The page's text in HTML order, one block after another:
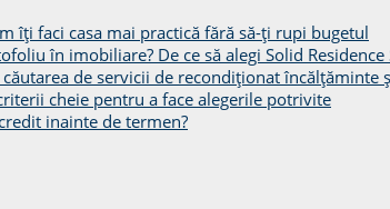
îți faci casa mai practică fără să-ți rupi bugetul
în imobiliare? De ce să alegi Solid Residence
căutarea de servicii de recondiționat încălțăminte
cheie pentru a face alegerile potrivite
inainte de termen?